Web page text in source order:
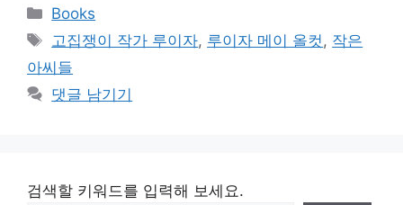
카
테
리
Books
태
그
고집쟁이 작가 루이자, 루이자 메이 올컷, 작은
아씨들
댓글 남기기
검색할 키워드를 입력해 보세요.